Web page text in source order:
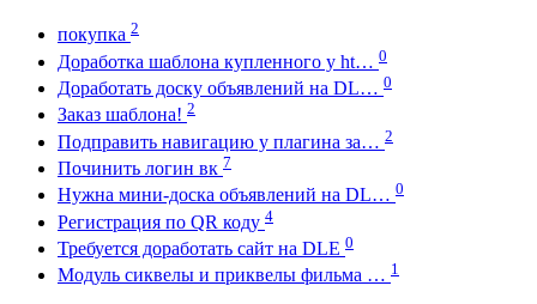
покупка 2
Доработка шаблона купленного у ht… 0
Доработать доску объявлений на DL… 0
Заказ шаблона! 2
Подправить навигацию у плагина за… 2
Починить логин вк 7
Нужна мини-доска объявлений на DL… 0
Регистрация по QR коду 4
Требуется доработать сайт на DLE 0
Модуль сиквелы и приквелы фильма … 1